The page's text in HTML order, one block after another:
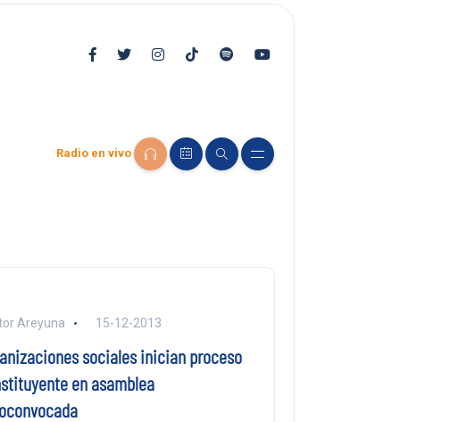
Radio en vivo
Areyuna 15-12-2013
sociales inician proceso
en asamblea